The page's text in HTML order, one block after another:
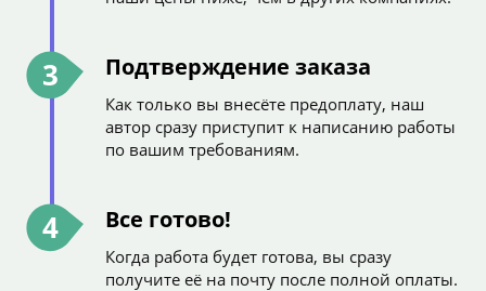
3 Подтверждение заказа
Как только вы внесёте предоплату, наш
автор сразу приступит к написанию работы
по вашим требованиям.
4 Все готово!
Когда работа будет готова, вы сразу
получите её на почту после полной оплаты.